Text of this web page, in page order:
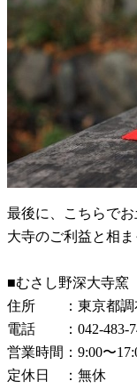
最後に、こちらで
大寺のご利益と相
■むさし野深大寺窯
住所 ：東京都調
電話 ：042-483-
営業時間：9:00〜
定休日 ：無休